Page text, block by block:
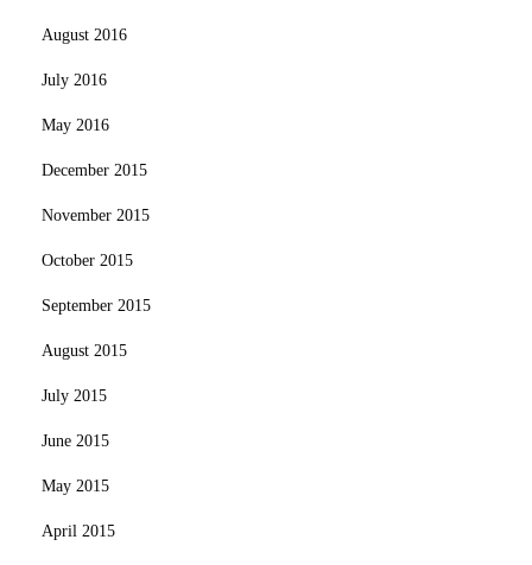
August 2016
July 2016
May 2016
December 2015
November 2015
October 2015
September 2015
August 2015
July 2015
June 2015
May 2015
April 2015